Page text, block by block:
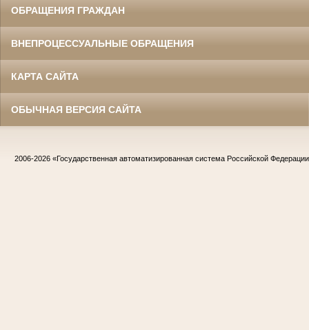
ОБРАЩЕНИЯ ГРАЖДАН
ВНЕПРОЦЕССУАЛЬНЫЕ ОБРАЩЕНИЯ
КАРТА САЙТА
ОБЫЧНАЯ ВЕРСИЯ САЙТА
2006-2026 «Государственная автоматизированная система Российской